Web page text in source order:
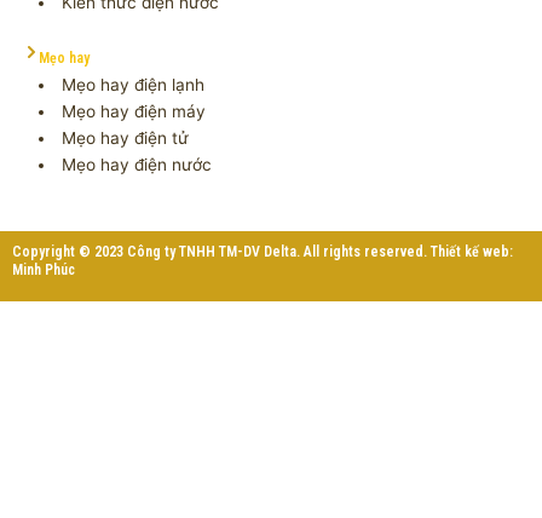
Mẹo hay
Mẹo hay điện lạnh
Mẹo hay điện máy
Mẹo hay điện tử
Mẹo hay điện nước
Copyright © 2023 Công ty TNHH TM-DV Delta. All rights reserved. Thiết kế web:
Minh Phúc